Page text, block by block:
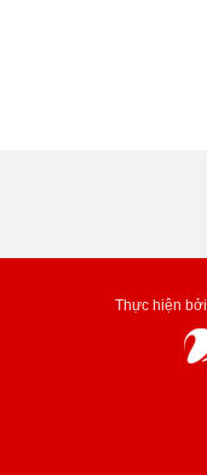
Thực hiện bởi